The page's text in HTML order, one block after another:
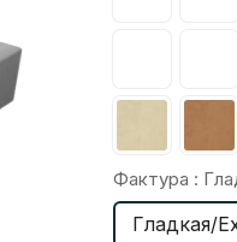
Фактура :
Гладкая/